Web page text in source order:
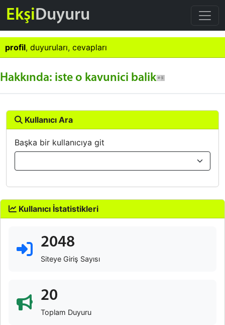
EkşiDuyuru
profil, duyuruları, cevapları
Hakkında: iste o kavunici balik
Kullanıcı Ara
Başka bir kullanıcıya git
Kullanıcı İstatistikleri
2048
Siteye Giriş Sayısı
20
Toplam Duyuru